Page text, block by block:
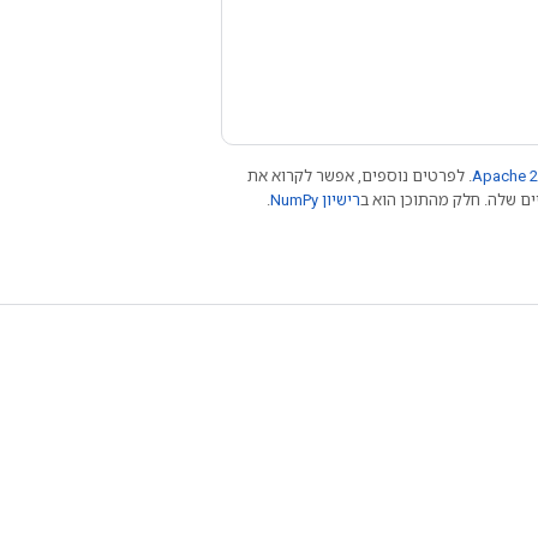
Apache . לפרטים נוספים, אפשר לקרוא את
רישיון NumPy‏